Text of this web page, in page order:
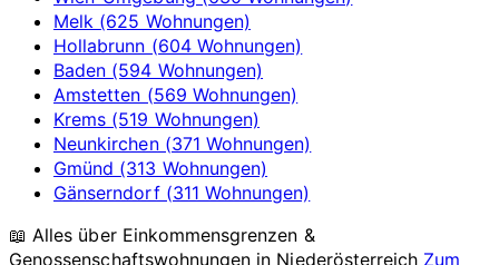
Melk (625 Wohnungen)
Hollabrunn (604 Wohnungen)
Baden (594 Wohnungen)
Amstetten (569 Wohnungen)
Krems (519 Wohnungen)
Neunkirchen (371 Wohnungen)
Gmünd (313 Wohnungen)
Gänserndorf (311 Wohnungen)
📖 Alles über Einkommensgrenzen &
Genossenschaftswohnungen in Niederösterreich Zum